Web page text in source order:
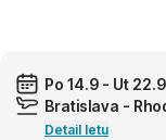
Po 14.9 - Ut
Bratislava -
Detail letu